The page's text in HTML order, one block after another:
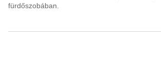
fürdőszobában.